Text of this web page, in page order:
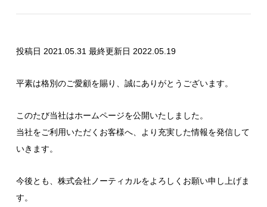
投稿日 2021.05.31 最終更新日 2022.05.19
平素は格別のご愛顧を賜り、誠にありがとうございます。
このたび当社はホームページを公開いたしました。
当社をご利用いただくお客様へ、より充実した情報を発信して
いきます。
今後とも、株式会社ノーティカルをよろしくお願い申し上げま
す。